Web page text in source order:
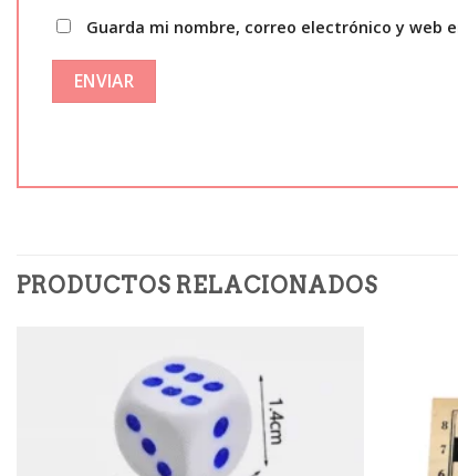
Guarda mi nombre, correo electrónico y web
PRODUCTOS RELACIONADOS